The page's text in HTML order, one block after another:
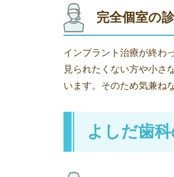
完全個室の
インプラント治療が終わ
見られたくない方や小さ
います。そのため気兼ね
よしだ歯